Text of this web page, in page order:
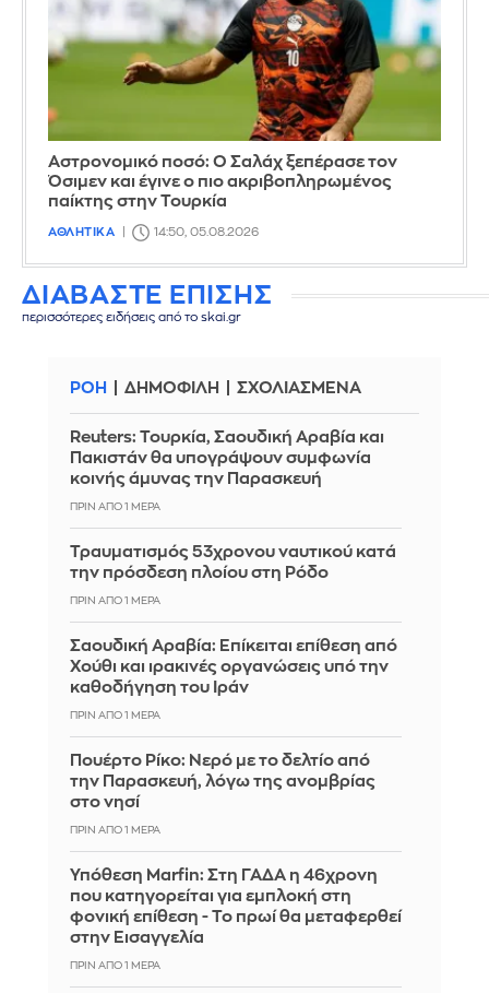
Αστρονομικό ποσό: Ο Σαλάχ ξεπέρασε τον
Όσιμεν και έγινε ο πιο ακριβοπληρωμένος
παίκτης στην Τουρκία
ΑΘΛΗΤΙΚΑ 14:50, 05.08.2026
ΔΙΑΒΑΣΤΕ ΕΠΙΣΗΣ
περισσότερες ειδήσεις από το skai.gr
ΡΟΗ ΔΗΜΟΦΙΛΗ ΣΧΟΛΙΑΣΜΕΝΑ
Reuters: Τουρκία, Σαουδική Αραβία και
Πακιστάν θα υπογράψουν συμφωνία
κοινής άμυνας την Παρασκευή
ΠΡΙΝ ΑΠΌ 1 ΜΈΡΑ
Τραυματισμός 53χρονου ναυτικού κατά
την πρόσδεση πλοίου στη Ρόδο
ΠΡΙΝ ΑΠΌ 1 ΜΈΡΑ
Σαουδική Αραβία: Επίκειται επίθεση από
Χούθι και ιρακινές οργανώσεις υπό την
καθοδήγηση του Ιράν
ΠΡΙΝ ΑΠΌ 1 ΜΈΡΑ
Πουέρτο Ρίκο: Νερό με το δελτίο από
την Παρασκευή, λόγω της ανομβρίας
στο νησί
ΠΡΙΝ ΑΠΌ 1 ΜΈΡΑ
Υπόθεση Marfin: Στη ΓΑΔΑ η 46χρονη
που κατηγορείται για εμπλοκή στη
φονική επίθεση - Το πρωί θα μεταφερθεί
στην Εισαγγελία
ΠΡΙΝ ΑΠΌ 1 ΜΈΡΑ